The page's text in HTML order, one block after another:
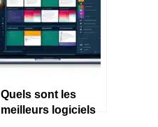
Quels sont les
meilleurs logiciels